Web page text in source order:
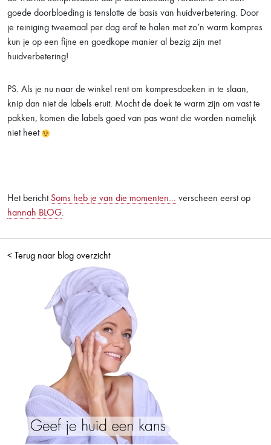
goede doorbloeding is tenslotte de basis van huidverbetering. Door
je reiniging tweemaal per dag eraf te halen met zo’n warm kompres
kun je op een fijne en goedkope manier al bezig zijn met
huidverbetering!
PS. Als je nu naar de winkel rent om kompresdoeken in te slaan,
knip dan niet de labels eruit. Mocht de doek te warm zijn om vast te
pakken, komen die labels goed van pas want die worden namelijk
niet heet
Het bericht Soms heb je van die momenten… verscheen eerst op
hannah BLOG.
< Terug naar blog overzicht